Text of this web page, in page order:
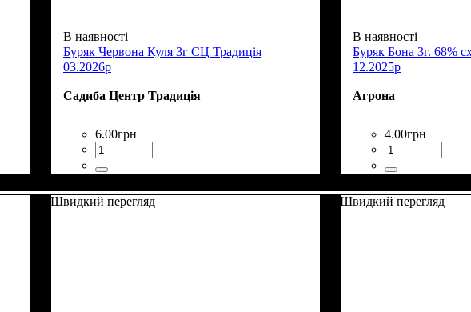
В наявності
Буряк Червона Куля 3г СЦ Традиція
03.2026р
Садиба Центр Традиція
6.00грн
В наявності
Буряк Бона 3г. 68%
12.2025р
Агрона
4.00грн
Швидкий перегляд Швидкий перегляд